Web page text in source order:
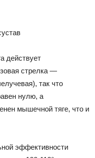
действует
стрелка —
так что
нулю, а
мышечной тяге, что и
эффективности